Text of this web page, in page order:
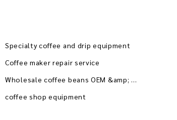
Specialty coffee and drip equipment
Coffee maker repair service
Wholesale coffee beans OEM &amp; ODM
coffee shop equipment